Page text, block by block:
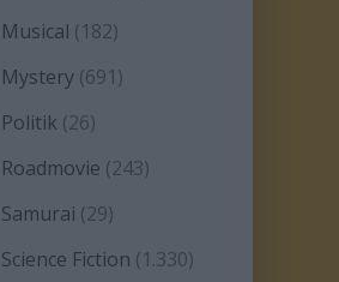
Musical (182)
Mystery(691)
Politik (26)
Roadmovie (243)
Samurai (29)
Science Fiction (1.330)